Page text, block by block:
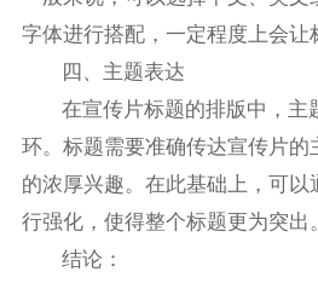
字体进行搭配，一定程度上会让
四、主题表达
在宣传片标题的排版中，主
环。标题需要准确传达宣传片的
的浓厚兴趣。在此基础上，可
行强化，使得整个标题更为突出。
结论：